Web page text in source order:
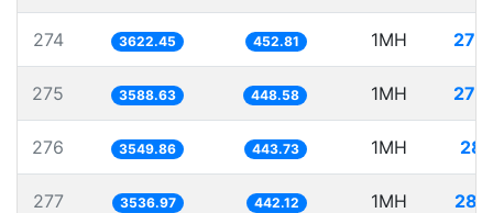
274 3622.45 452.81 1MH
275 3588.63 448.58 1MH
276 3549.86 443.73 1MH
277 3536.97 442.12 1MH